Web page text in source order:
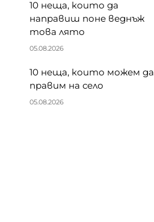
10 неща, които да
направиш поне веднъж
това лято
05.08.2026
10 неща, които можем да
правим на село
05.08.2026